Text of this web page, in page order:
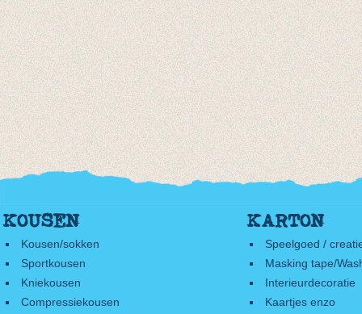
KOUSEN
Kousen/sokken
Sportkousen
Kniekousen
Compressiekousen
KARTON
Speelgoed /
Masking tape/
Interieurdecoratie
Kaartjes enzo